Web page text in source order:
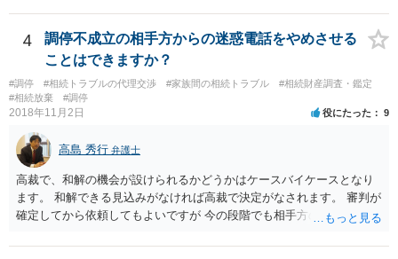
分けるかを決めるについてあかささんが重要だと考える事情があれば
(例えば、○○のときにお姉さんは亡くなった方からお金を援助してもら
産分割に関係ない(と思われる)いきさつを沢山盛り込むことだと考えま
す(あくまで遺産分割に関係することに留める方が、裁判所や調停委員
4
調停不成立の相手方からの迷惑電話をやめさせる
ことはできますか？
#調停 #相続トラブルの代理交渉 #家族間の相続トラブル
#相続財産調査・鑑定
#相続放棄
#調停
2018年11月2日 役にたった 9
高島 秀行 弁護士
高裁で、和解の機会が設けられるかどうかはケースバイケースとなり
ます。 和解できる見込みがなければ高裁で決定がなされます。 審判が
確定してから依頼してもよいですが 今の段階でも相手方の連絡が迷惑